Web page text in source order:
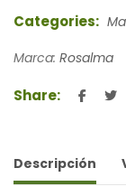
Categories:
Marca: Rosalma
Share:
Descripción